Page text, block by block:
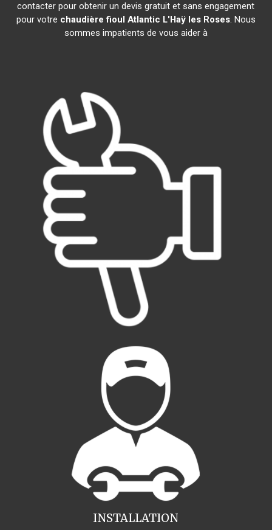
contacter pour obtenir un devis gratuit et sans engagement
pour votre chaudière fioul Atlantic L'Haÿ les Roses. Nous
sommes impatients de vous aider à
INSTALLATION